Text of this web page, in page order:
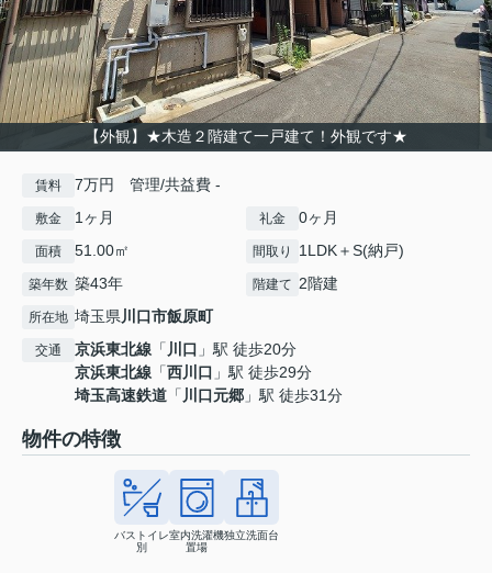
【外観】★木造２階建て一戸建て！外観です★
賃料 7万円 管理/共益費 -
敷金 1ヶ月 礼金 0ヶ月
面積 51.00㎡ 間取り 1LDK＋S(納戸)
築年数 築43年 階建て 2階建
所在地 埼玉県川口市飯原町
交通 京浜東北線 「 川口 」駅 徒歩20分
京浜東北線 「西川口 」駅 徒歩29分
埼玉高速鉄道 「 川口元郷 」駅 徒歩31分
物件の特徴
バストイレ
別
室内洗濯機
置場
独立洗面台